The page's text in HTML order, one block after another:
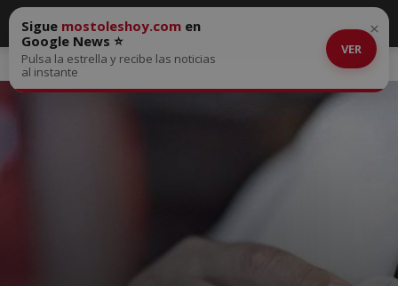
Inicio Noticias
Sigue mostoleshoy.com en
Google News ⭐
Pulsa la estrella y recibe las noticias
al instante
VER
×